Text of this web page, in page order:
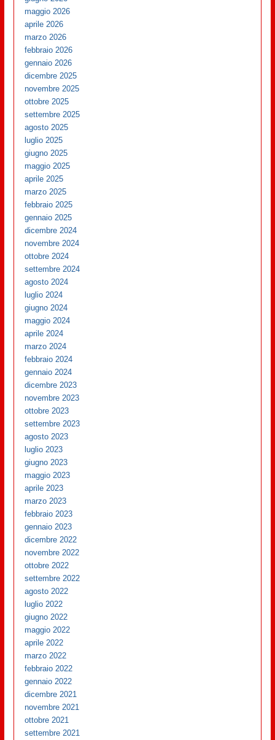
maggio 2026
aprile 2026
marzo 2026
febbraio 2026
gennaio 2026
dicembre 2025
novembre 2025
ottobre 2025
settembre 2025
agosto 2025
luglio 2025
giugno 2025
maggio 2025
aprile 2025
marzo 2025
febbraio 2025
gennaio 2025
dicembre 2024
novembre 2024
ottobre 2024
settembre 2024
agosto 2024
luglio 2024
giugno 2024
maggio 2024
aprile 2024
marzo 2024
febbraio 2024
gennaio 2024
dicembre 2023
novembre 2023
ottobre 2023
settembre 2023
agosto 2023
luglio 2023
giugno 2023
maggio 2023
aprile 2023
marzo 2023
febbraio 2023
gennaio 2023
dicembre 2022
novembre 2022
ottobre 2022
settembre 2022
agosto 2022
luglio 2022
giugno 2022
maggio 2022
aprile 2022
marzo 2022
febbraio 2022
gennaio 2022
dicembre 2021
novembre 2021
ottobre 2021
settembre 2021